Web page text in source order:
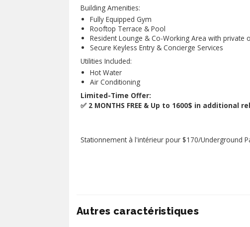
Building Amenities:
Fully Equipped Gym
Rooftop Terrace & Pool
Resident Lounge & Co-Working Area with private
Secure Keyless Entry & Concierge Services
Utilities Included:
Hot Water
Air Conditioning
Limited-Time Offer:
✅ 2 MONTHS FREE & Up to 1600$ in additional
Stationnement à l'intérieur pour $170/Underground
Autres caractéristiques